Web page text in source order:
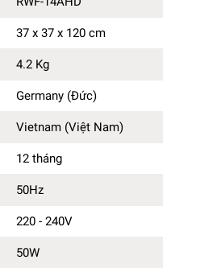
lập
loại sơn tĩnh điện, Nhựa,
37 x 37 x 120 cm
4.2 Kg
Germany (Đức)
Vietnam (Việt Nam)
12 tháng
50Hz
220 - 240V
50W